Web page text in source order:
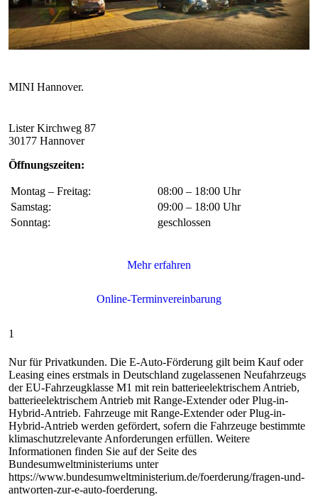
Lister Kirchweg 87
30177 Hannover
Öffnungszeiten:
Montag – Freitag:
08:00 – 18:00 Uhr
Samstag:
09:00 – 18:00 Uhr
Sonntag:
geschlossen
1
Nur für Privatkunden. Die E‑Auto-Förderung gilt beim Kauf oder
Leasing eines erstmals in Deutschland zugelassenen Neufahrzeugs
der EU-Fahrzeugklasse M1 mit rein batterieelektrischem Antrieb,
batterieelektrischem Antrieb mit Range-Extender oder Plug-in-
Hybrid-Antrieb. Fahrzeuge mit Range-Extender oder Plug-in-
Hybrid-Antrieb werden gefördert, sofern die Fahrzeuge bestimmte
klimaschutzrelevante Anforderungen erfüllen. Weitere
Informationen finden Sie auf der Seite des
Bundesumweltministeriums unter
https://www.bundesumweltministerium.de/foerderung/fragen-und-
antworten-zur-e-auto-foerderung.